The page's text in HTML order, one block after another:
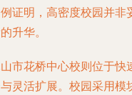
证明，高密度校园并非
升华。
市花桥中心校则位于快
灵活扩展。校园采用模